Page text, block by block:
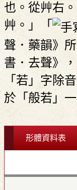
也。從艸右
艸。」「
聲．藥韻》
書．去聲》
「若」字除音
於「般若」
形體資料表